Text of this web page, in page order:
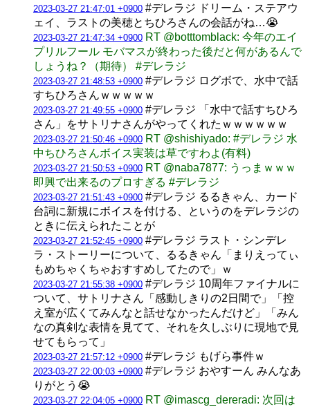
2023-03-27 21:47:01 +0900 #デレラジ ドリーム・ステアウ
ェイ、ラストの美穂とちひろさんの会話がね…😭
2023-03-27 21:47:34 +0900 RT @botttomblack: 今年のエイ
プリルフール モバマスが終わった後だと何があるんで
しょうね？（期待） #デレラジ
2023-03-27 21:48:53 +0900 #デレラジ ログボで、水中で話
すちひろさんｗｗｗｗｗ
2023-03-27 21:49:55 +0900 #デレラジ 「水中で話すちひろ
さん」をサトリナさんがやってくれたｗｗｗｗｗｗ
2023-03-27 21:50:46 +0900 RT @shishiyado: #デレラジ 水
中ちひろさんボイス実装は草ですわよ(有料)
2023-03-27 21:50:53 +0900 RT @naba7877: うっまｗｗｗ
即興で出来るのプロすぎる #デレラジ
2023-03-27 21:51:43 +0900 #デレラジ るるきゃん、カード
台詞に新規にボイスを付ける、というのをデレラジの
ときに伝えられたことが
2023-03-27 21:52:45 +0900 #デレラジ ラスト・シンデレ
ラ・ストーリーについて、るるきゃん「まりえってぃ
もめちゃくちゃおすすめしてたので」ｗ
2023-03-27 21:55:38 +0900 #デレラジ 10周年ファイナルに
ついて、サトリナさん「感動しきりの2日間で」「控
え室が広くてみんなと話せなかったんだけど」「みん
なの真剣な表情を見てて、それを久しぶりに現地で見
せてもらって」
2023-03-27 21:57:12 +0900 #デレラジ もげら事件ｗ
2023-03-27 22:00:03 +0900 #デレラジ おやすーん みんなあ
りがとう😭
2023-03-27 22:04:05 +0900 RT @imascg_dereradi: 次回は